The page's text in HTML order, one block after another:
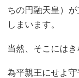
ちの円融天皇）
しまいます。
当然、そこにはき
為平親王にせよ